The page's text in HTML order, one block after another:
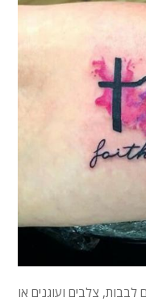
צלבים ועוגנים או